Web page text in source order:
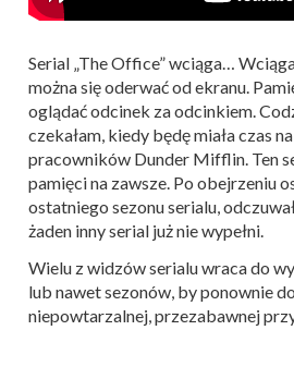
Serial „The Office” wciąga…
można się oderwać od ekranu.
oglądać odcinek za odcinkiem.
czekałam, kiedy będę miała czas
pracowników Dunder Mifflin. Ten
pamięci na zawsze. Po obejrzeniu
ostatniego sezonu serialu,
żaden inny serial już nie wypełni.
Wielu z widzów serialu wraca do
lub nawet sezonów, by ponownie
niepowtarzalnej, przezabawnej